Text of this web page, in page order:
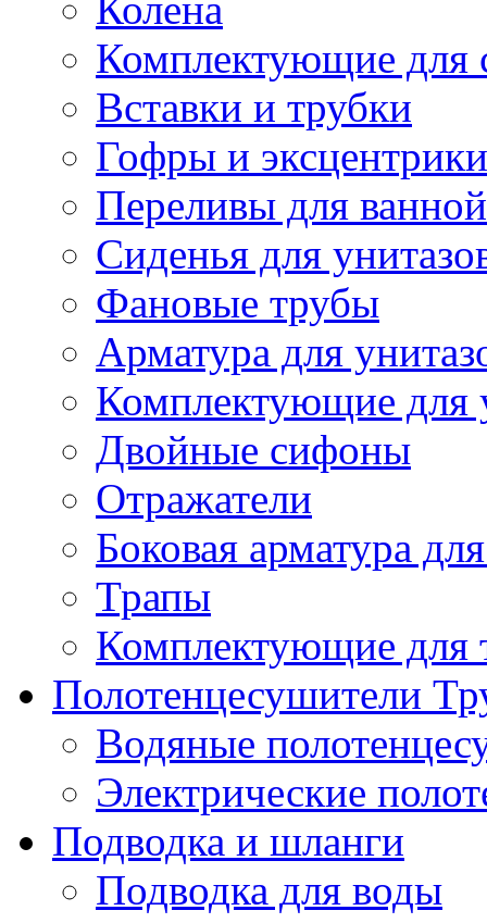
Комплектующие для
Вставки и трубки
Гофры и эксцентрики
Переливы для ванной
Сиденья для
Фановые трубы
Арматура для
Комплектующие для
Двойные сифоны
Отражатели
Боковая арматура
Трапы
Комплектующие для
Полотенцесушители
Водяные
Электрические
Подводка и шланги
Подводка для воды